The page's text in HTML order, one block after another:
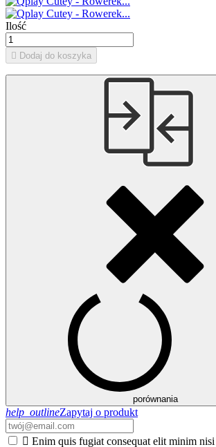
Ilość
 Dodaj do koszyka
porównania
help_outlineZapytaj o produkt
 Enim quis fugiat consequat elit minim nisi